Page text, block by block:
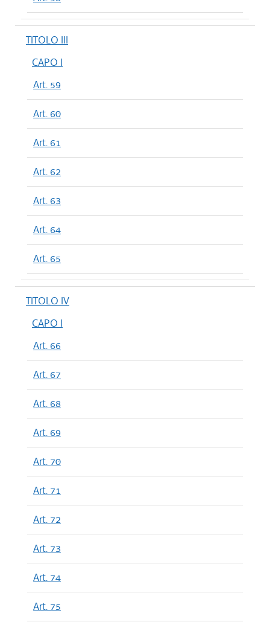
TITOLO III
CAPO I
Art. 59
Art. 60
Art. 61
Art. 62
Art. 63
Art. 64
Art. 65
TITOLO IV
CAPO I
Art. 66
Art. 67
Art. 68
Art. 69
Art. 70
Art. 71
Art. 72
Art. 73
Art. 74
Art. 75